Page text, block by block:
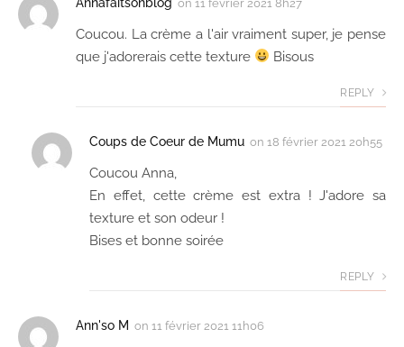
on 11 février 2021 8h27
Coucou. La crème a l'air vraiment super, je pense
que j'adorerais cette texture
Bisous
REPLY
Coups de Coeur de Mumu on 18 février 2021 20h55
Coucou Anna,
En effet, cette crème est extra ! J'adore sa
texture et son odeur !
Bises et bonne soirée
REPLY
Ann'so M on 11 février 2021 11h06